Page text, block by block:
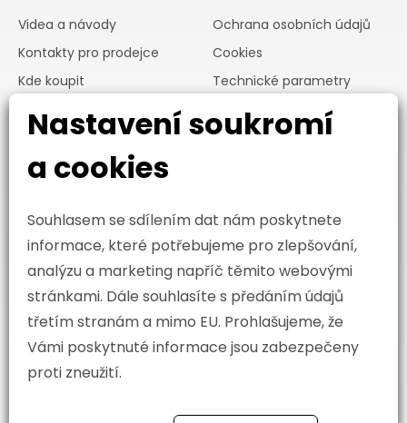
Videa a návody
Kontakty pro prodejce
Kde koupit
Ochrana osobních údajů
Cookies
Technické parametry
výrobku
O nás
KASKO spol. s r.o.
Slavkov 82
687 64 Slavkov
kasko@kasko.cz
Nastavení soukromí
a cookies
Souhlasem se sdílením dat nám poskytnete
informace, které potřebujeme pro zlepšování,
analýzu a marketing napříč těmito webovými
stránkami. Dále souhlasíte s předáním údajů
třetím stranám a mimo EU. Prohlašujeme, že
Vámi poskytnuté informace jsou zabezpečeny
proti zneužití.